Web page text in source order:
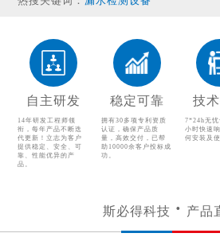
气体监控设备
其他配件产品
自主研发
14年研发工程师领
衔，每年产品不断迭
代更新！立志为客户
提供稳定、安全、可
靠、性能优异的产
品。
稳定可靠
拥有30多项专利资质
认证，确保产品质
量，高效交付，已帮
助10000余客户投标成
功。
技
7*24h无忧
小时快速
何安装及
斯必得科技 产品